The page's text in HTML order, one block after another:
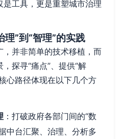
工具，更是重塑城市治理
”到“智理”的实践
并非简单的技术移植，而
探寻“痛点”、提供“解
心路径体现在以下几个方
：打破政府各部门间的“数
中台汇聚、治理、分析多